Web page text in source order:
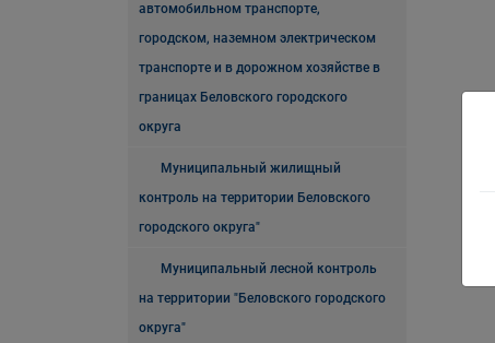
автомобильном транспорте,
городском, наземном электрическом
транспорте и в дорожном хозяйстве в
границах Беловского городского
округа
Муниципальный жилищный
контроль на территории Беловского
городского округа"
Муниципальный лесной контроль
на территории "Беловского городского
округа"